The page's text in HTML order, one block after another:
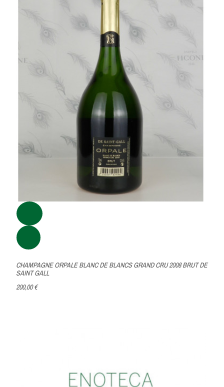
CHAMPAGNE ORPALE BLANC DE BLANCS GRAND CRU 2008 BRUT DE
SAINT GALL
200,00 €